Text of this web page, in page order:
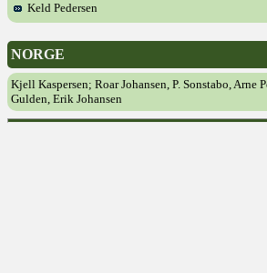
Keld Pedersen
NORGE
Kjell Kaspersen; Roar Johansen, P. Sonstabo, Arne
Gulden, Erik Johansen